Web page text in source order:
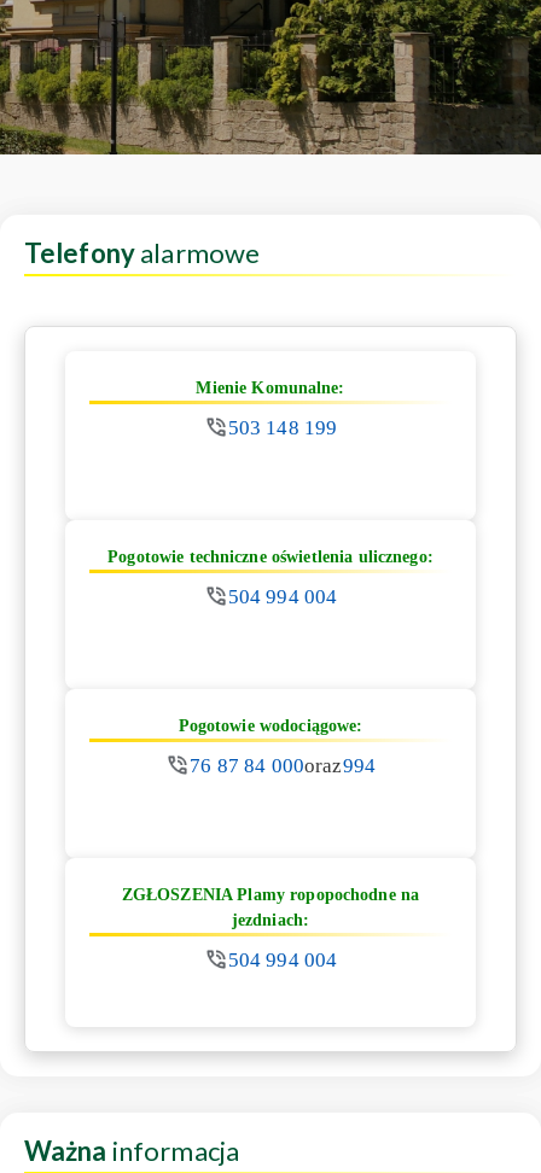
Telefonyalarmowe
Mienie Komunalne:
503 148 199
Pogotowie techniczne oświetlenia ulicznego:
504 994 004
Pogotowie wodociągowe:
76 87 84 000oraz994
ZGŁOSZENIA Plamy ropopochodne na
jezdniach:
504 994 004
Ważna informacja